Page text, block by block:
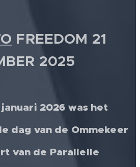
FREEDOM 21
2025 💫
2026 was het
dag van de Ommekeer
van de Parallelle